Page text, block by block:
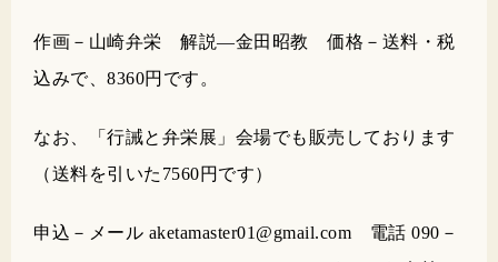
作画－山崎弁栄 解説―金田昭教 価格－送料・税
込みで、8360円です。
なお、「行誡と弁栄展」会場でも販売しております
（送料を引いた7560円です）
申込－メール aketamaster01@gmail.com 電話 090－